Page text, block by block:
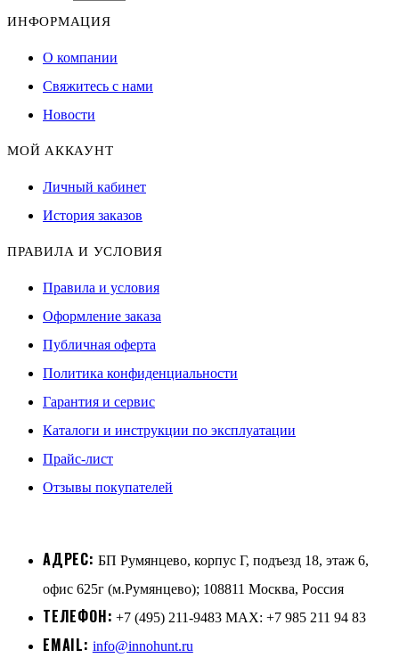
ИНФОРМАЦИЯ
О компании
Свяжитесь с нами
Новости
МОЙ АККАУНТ
Личный кабинет
История заказов
ПРАВИЛА И УСЛОВИЯ
Правила и условия
Оформление заказа
Публичная оферта
Политика конфиденциальности
Гарантия и сервис
Каталоги и инструкции по эксплуатации
Прайс-лист
Отзывы покупателей
АДРЕС: БП Румянцево, корпус Г, подъезд 18, этаж 6,
офис 625г (м.Румянцево); 108811 Москва, Россия
ТЕЛЕФОН: +7 (495) 211-9483 MAX: +7 985 211 94 83
EMAIL: info@innohunt.ru